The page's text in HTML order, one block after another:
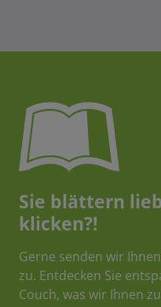
Sie blättern
klicken?!
Gerne senden wir
zu. Entdecken Sie
Couch, was wir Ihnen